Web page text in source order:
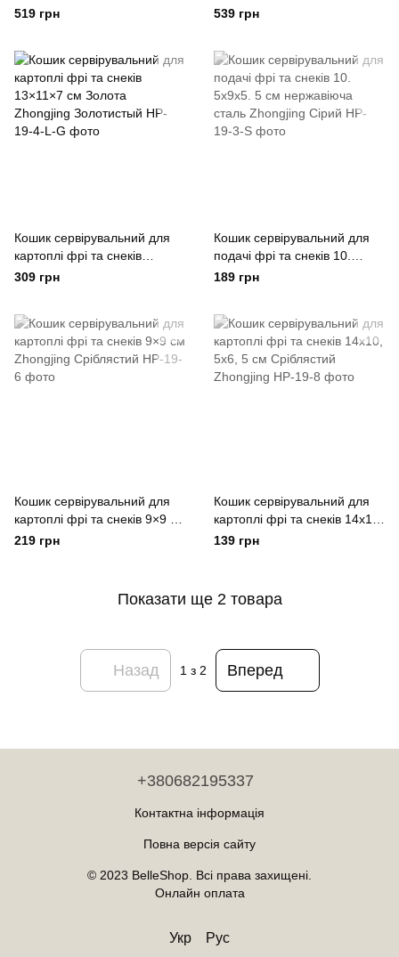
картоплі фрі та снеків з
519 грн
картоплі фрі та снеків з
539 грн
Кошик сервірувальний для
картоплі фрі та снеків
13×11×7 см Золота
309 грн
Кошик сервірувальний для
подачі фрі та снеків 10.
5х9х5. 5 см нержавіюча
189 грн
Кошик сервірувальний для
картоплі фрі та снеків 9×9 см
Zhongjing Сріблястий
219 грн
Кошик сервірувальний для
картоплі фрі та снеків 14х10,
5х6, 5 см Сріблястий
139 грн
Показати ще 2 товара
Назад 1 з 2 Вперед
+380682195337
Контактна інформація
Повна версія сайту
© 2023 BelleShop. Всі права захищені.
Онлайн оплата
Укр Рус